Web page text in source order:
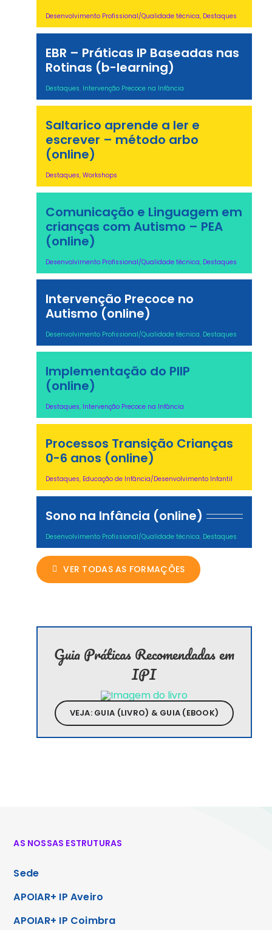
Desenvolvimento Profissional/Qualidade técnica, Destaques
EBR – Práticas IP Baseadas nas
Rotinas (b-learning)
Destaques, Intervenção Precoce na Infância
Saltarico aprende a ler e
escrever – método arbo
(online)
Destaques,Workshops
Comunicação e Linguagem em
crianças com Autismo – PEA
(online)
Desenvolvimento Profissional/Qualidade técnica, Destaques
Intervenção Precoce no
Autismo (online)
Desenvolvimento Profissional/Qualidade técnica, Destaques
Implementação do PIIP
(online)
Destaques, Intervenção Precoce na Infância
Processos Transição Crianças
0-6 anos (online)
Destaques, Educação de Infância/Desenvolvimento Infantil
Sono na Infância (online)
Desenvolvimento Profissional/Qualidade técnica, Destaques
VER TODAS AS FORMAÇÕES
Guia Práticas Recomendadas em
IPI
VEJA: GUIA (LIVRO) & GUIA (EBOOK)
AS NOSSAS ESTRUTURAS
Sede
APOIAR+ IP Aveiro
APOIAR+ IP Coimbra